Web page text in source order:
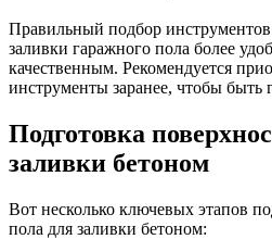
Правильный подбор инструментов
заливки гаражного пола более
качественным. Рекомендуется
инструменты заранее, чтобы быть
Подготовка
заливки бетоном
Вот несколько ключевых этапов
пола для заливки бетоном: